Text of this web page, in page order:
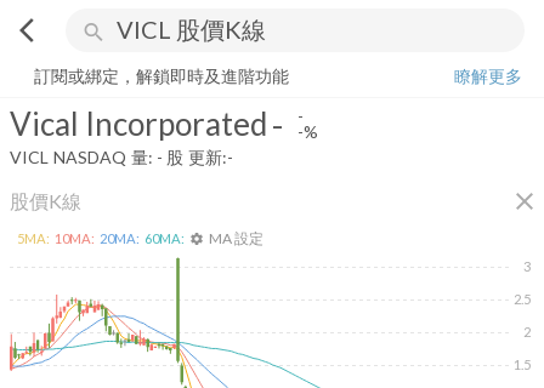
arrow_back_ios search
Vical Incorporated --%
訂閱或綁定，解鎖即時及進階功能
瞭解更多
Vical Incorporated- -
-%
VICL NASDAQ 量: - 股 更新:-
股價K線 close
1.5
2
2.5
3
5MA: 10MA: 20MA: 60MA: settings MA 設定